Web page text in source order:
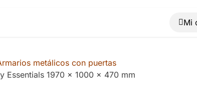
metálicos con puertas
Essentials 1970 x 1000 x 470 mm